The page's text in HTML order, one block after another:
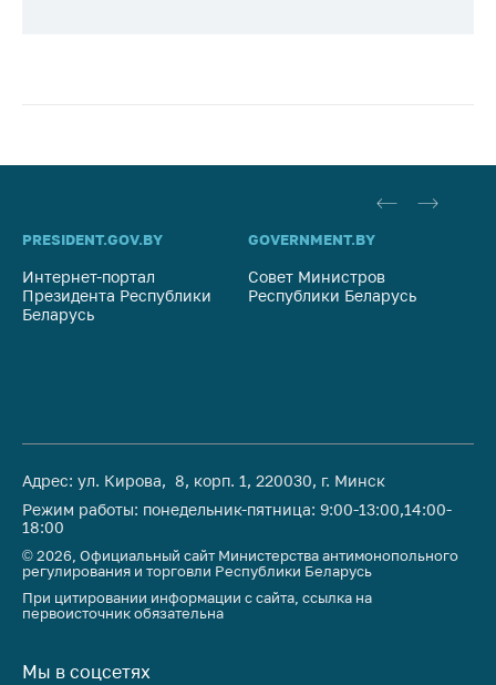
PRESIDENT.GOV.BY
Интернет-портал
Президента Республики
Беларусь
GOVERNMENT.BY
Совет Министров
Республики Беларусь
Адрес: ул. Кирова, 8, корп. 1, 220030, г. Минск
Режим работы: понедельник-пятница: 9:00-13:00,14:00-
18:00
© 2026, Официальный сайт Министерства антимонопольного
регулирования и торговли Республики Беларусь
При цитировании информации с сайта, ссылка на
первоисточник обязательна
Мы в соцсетях